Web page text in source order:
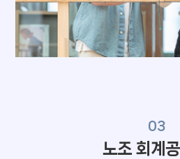
03
노조 회계